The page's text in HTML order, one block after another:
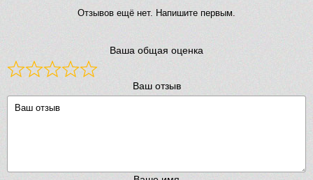
Отзывов ещё нет. Напишите первым.
Ваша общая оценка
Ваш отзыв